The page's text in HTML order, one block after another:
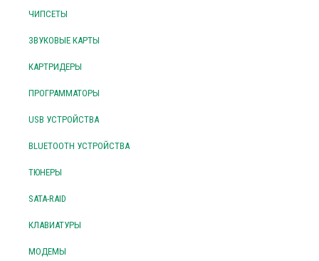
ЧИПСЕТЫ
ЗВУКОВЫЕ КАРТЫ
КАРТРИДЕРЫ
ПРОГРАММАТОРЫ
USB УСТРОЙСТВА
BLUETOOTH УСТРОЙСТВА
ТЮНЕРЫ
SATA-RAID
КЛАВИАТУРЫ
МОДЕМЫ